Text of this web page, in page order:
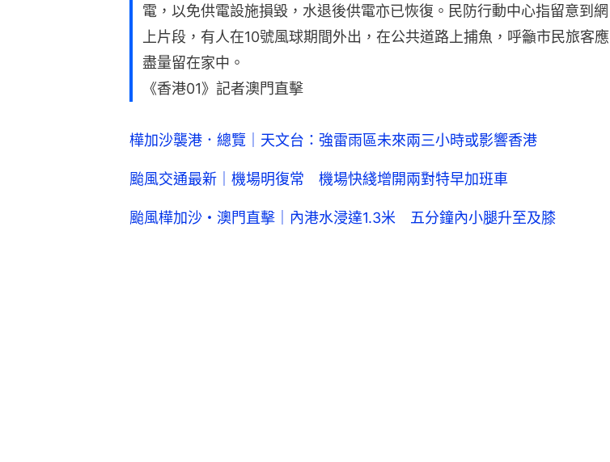
電，以免供電設施損毀，水退後供電亦已恢復。民防行動中心指留意到網
上片段，有人在10號風球期間外出，在公共道路上捕魚，呼籲市民旅客應
盡量留在家中。
《香港01》記者澳門直擊
樺加沙襲港．總覽｜天文台：強雷雨區未來兩三小時或影響香港
颱風交通最新｜機場明復常 機場快綫增開兩對特早加班車
颱風樺加沙・澳門直擊｜內港水浸達1.3米 五分鐘內小腿升至及膝